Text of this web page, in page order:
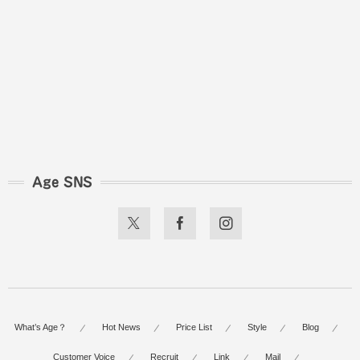
Age SNS
What’s Age？ Hot News Price List Style Blog
Customer Voice Recruit Link Mail